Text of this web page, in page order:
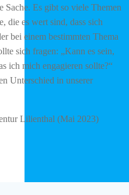
Sache. Es gibt so viele Themen
die es wert sind, dass sich
bei einem bestimmten Thema
sich fragen: „Kann es sein,
ich mich engagieren sollte?“
Unterschied in unserer
Lilienthal (Mai 2023)